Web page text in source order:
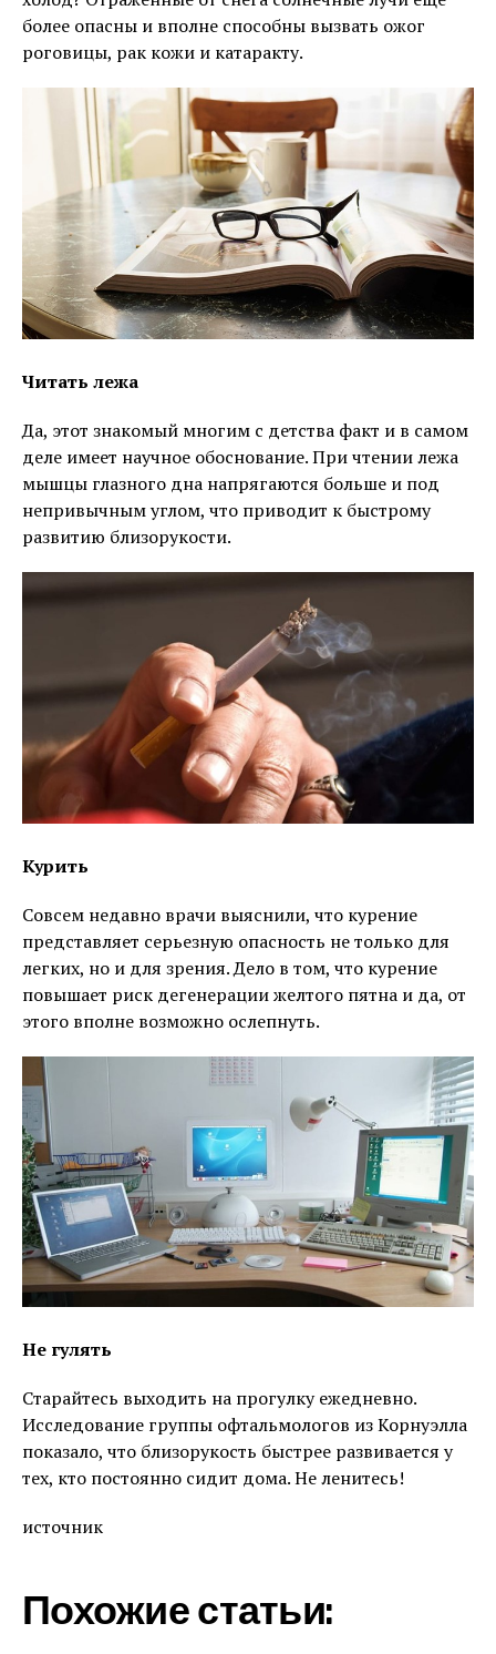
более опасны и вполне способны вызвать ожог
роговицы, рак кожи и катаракту.
Читать лежа
Да, этот знакомый многим с детства факт и в самом
деле имеет научное обоснование. При чтении лежа
мышцы глазного дна напрягаются больше и под
непривычным углом, что приводит к быстрому
развитию близорукости.
Курить
Совсем недавно врачи выяснили, что курение
представляет серьезную опасность не только для
легких, но и для зрения. Дело в том, что курение
повышает риск дегенерации желтого пятна и да, от
этого вполне возможно ослепнуть.
Не гулять
Старайтесь выходить на прогулку ежедневно.
Исследование группы офтальмологов из Корнуэлла
показало, что близорукость быстрее развивается у
тех, кто постоянно сидит дома. Не ленитесь!
источник
Похожие статьи: